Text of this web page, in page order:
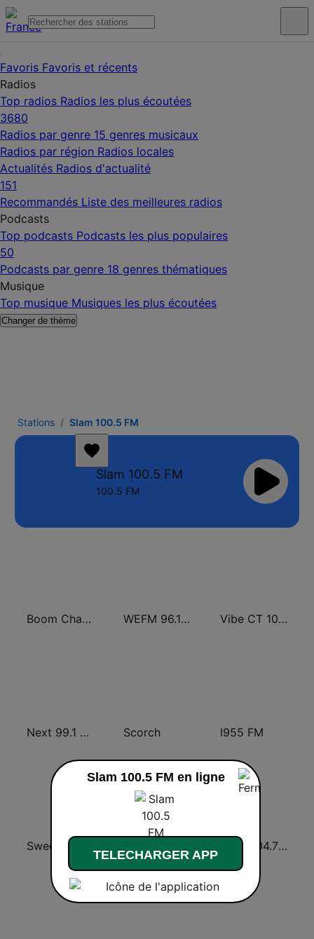
Favoris Favoris et récents
Radios
Top radios Radios les plus écoutées
3680
Radios par genre 15 genres musicaux
Radios par région Radios locales
Actualités Radios d'actualité
151
Recommandés Liste des meilleures radios
Podcasts
Top podcasts Podcasts les plus populaires
50
Podcasts par genre 18 genres thématiques
Musique
Top musique Musiques les plus écoutées
Changer de thème
Stations Slam 100.5 FM
Slam 100.5 FM
100.5 FM
Boom Champions 94.1 FM WEFM 96.1 FM Vibe CT 105.1 FM
Next 99.1 FM Scorch I955 FM
More 104.7 FM
Slam 100.5 FM en ligne
TELECHARGER APP